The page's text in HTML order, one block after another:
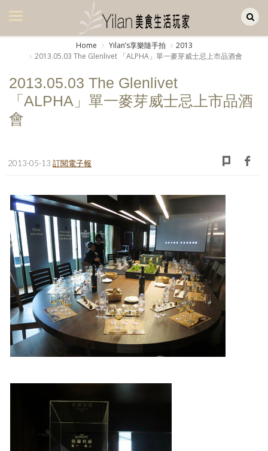
美食集
美飲集
廚房集
旅遊集
生活風
日記簿
餐桌週記
享樂隨手拍
照相簿
影音區
創意出版服務
歷史區
關於Yilan
活動實況記錄
Home Yilanʼs享樂隨手拍
2013
2013.05.03 The Glenlivet 「ALPHA」單一麥芽威士忌上市品酒會
2013.05.03 The Glenlivet
「ALPHA」單一麥芽威士忌上市品酒
會
2013-05-13 訂閱電子報